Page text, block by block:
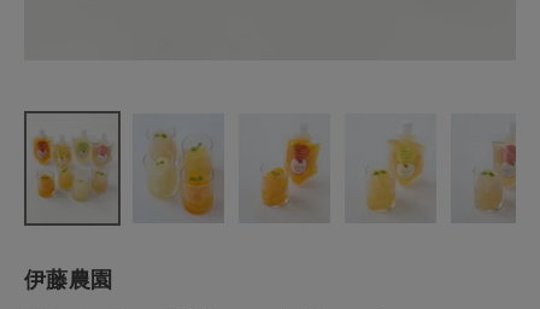
CATEGORY
ナチュラル服
伊藤農園